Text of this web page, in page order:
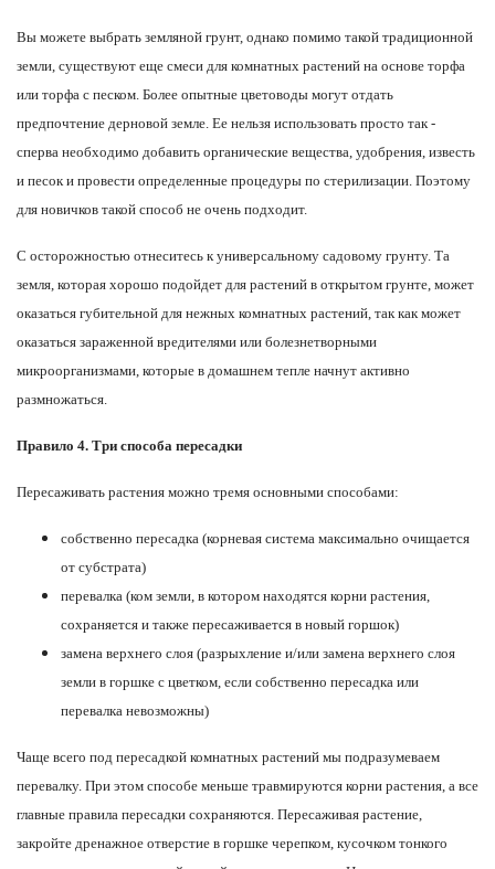
Вы можете выбрать земляной грунт, однако помимо такой традиционной
земли, существуют еще смеси для комнатных растений на основе торфа
или торфа с песком. Более опытные цветоводы могут отдать
предпочтение дерновой земле. Ее нельзя использовать просто так -
сперва необходимо добавить органические вещества, удобрения, известь
и песок и провести определенные процедуры по стерилизации. Поэтому
для новичков такой способ не очень подходит.
С осторожностью отнеситесь к универсальному садовому грунту. Та
земля, которая хорошо подойдет для растений в открытом грунте, может
оказаться губительной для нежных комнатных растений, так как может
оказаться зараженной вредителями или болезнетворными
микроорганизмами, которые в домашнем тепле начнут активно
размножаться.
Правило 4. Три способа пересадки
Пересаживать растения можно тремя основными способами:
собственно пересадка (корневая система максимально очищается
от субстрата)
перевалка (ком земли, в котором находятся корни растения,
сохраняется и также пересаживается в новый горшок)
замена верхнего слоя (разрыхление и/или замена верхнего слоя
земли в горшке с цветком, если собственно пересадка или
перевалка невозможны)
Чаще всего под пересадкой комнатных растений мы подразумеваем
перевалку. При этом способе меньше травмируются корни растения, а все
главные правила пересадки сохраняются. Пересаживая растение,
закройте дренажное отверстие в горшке черепком, кусочком тонкого